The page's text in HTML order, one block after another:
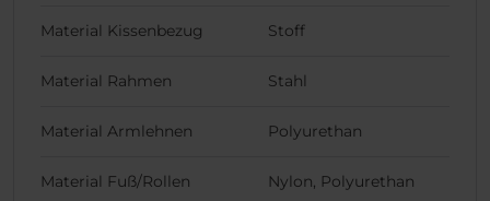
Material Kissenbezug Stoff
Material Rahmen Stahl
Material Armlehnen Polyurethan
Material Fuß/Rollen Nylon, Polyurethan